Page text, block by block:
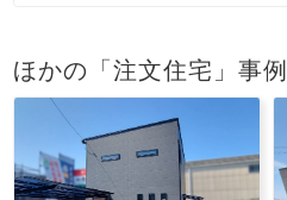
ほかの「注文住宅」事例